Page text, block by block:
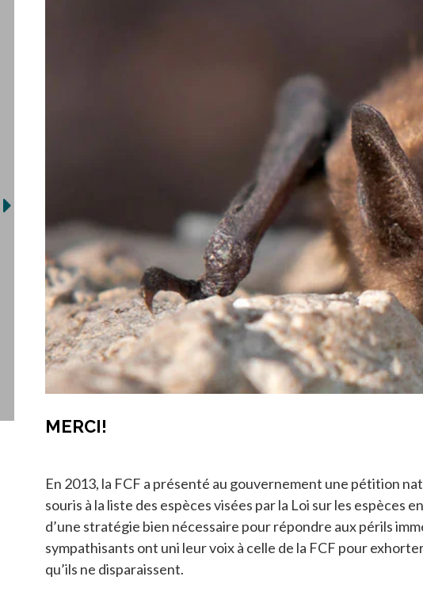
MERCI!
En 2013, la FCF a présenté au gouvernement une pétition
souris à la liste des espèces visées par la Loi sur les
d’une stratégie bien nécessaire pour répondre aux périls
sympathisants ont uni leur voix à celle de la FCF pour
qu’ils ne disparaissent.